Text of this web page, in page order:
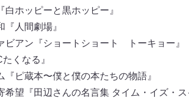
白ホッピーと黒ホッピー』
『人間劇場』
ビアン『ショートショート トーキョー』
くなる』
『ピ蔵本〜僕と僕の本たちの物語』
希望『田辺さんの名言集 タイム・イズ・ス